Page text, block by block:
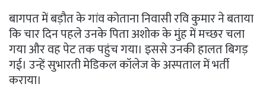
बागपत में बड़ौत के गांव कोताना निवासी रवि कुमार ने बताया
कि चार दिन पहले उनके पिता अशोक के मुंह में मच्छर चला
गया और वह पेट तक पहुंच गया। इससे उनकी हालत बिगड़
गई। उन्हें सुभारती मेडिकल कॉलेज के अस्पताल में भर्ती
कराया।